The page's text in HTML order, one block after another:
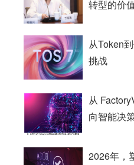
转型的价
从Token
挑战
从
向智能决
2026年，